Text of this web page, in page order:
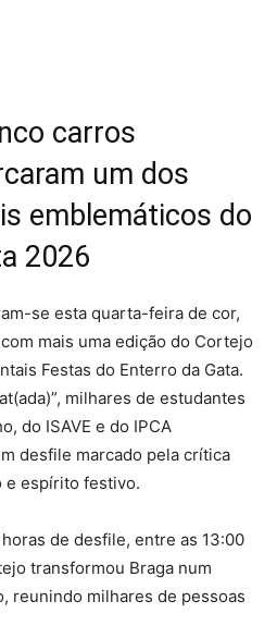
carros
um dos
emblemáticos do
2026
se esta quarta-feira de cor,
mais uma edição do Cortejo
Festas do Enterro da Gata.
milhares de estudantes
do ISAVE e do IPCA
desfile marcado pela crítica
e espírito festivo.
de desfile, entre as 13:00
transformou Braga num
reunindo milhares de pessoas